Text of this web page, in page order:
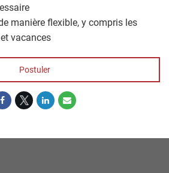
manière flexible, y compris les
vacances
Postuler